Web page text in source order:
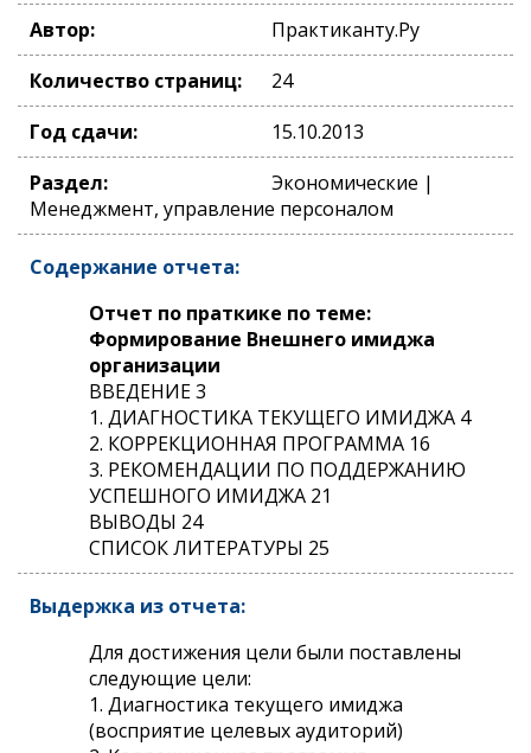
Автор:
Практиканту.Ру
Количество страниц:
24
Год сдачи:
15.10.2013
Раздел:
Экономические |
Менеджмент, управление персоналом
Содержание отчета:
Отчет по праткике по теме:
Формирование Внешнего имиджа
организации
ВВЕДЕНИЕ 3
1. ДИАГНОСТИКА ТЕКУЩЕГО ИМИДЖА 4
2. КОРРЕКЦИОННАЯ ПРОГРАММА 16
3. РЕКОМЕНДАЦИИ ПО ПОДДЕРЖАНИЮ
УСПЕШНОГО ИМИДЖА 21
ВЫВОДЫ 24
СПИСОК ЛИТЕРАТУРЫ 25
Выдержка из отчета:
Для достижения цели были поставлены
следующие цели:
1. Диагностика текущего имиджа
(восприятие целевых аудиторий)